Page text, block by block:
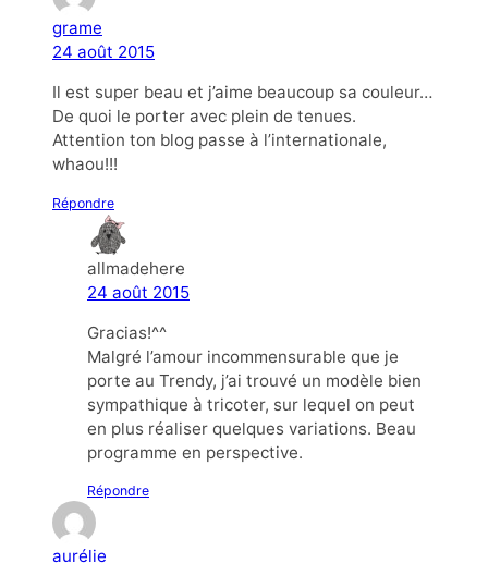
grame
24 août 2015
Il est super beau et j’aime beaucoup sa couleur…
De quoi le porter avec plein de tenues.
Attention ton blog passe à l’internationale,
whaou!!!
Répondre
allmadehere
24 août 2015
Gracias!^^
Malgré l’amour incommensurable que je
porte au Trendy, j’ai trouvé un modèle bien
sympathique à tricoter, sur lequel on peut
en plus réaliser quelques variations. Beau
programme en perspective.
Répondre
aurélie